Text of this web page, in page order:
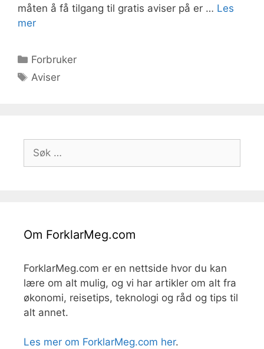
måten å få tilgang til gratis aviser på er … Les
mer
Kategorier
Forbruker
Stikkord
Aviser
etter:
Om ForklarMeg.com
ForklarMeg.com er en nettside hvor du kan
lære om alt mulig, og vi har artikler om alt fra
økonomi, reisetips, teknologi og råd og tips til
alt annet.
Les mer om ForklarMeg.com her.